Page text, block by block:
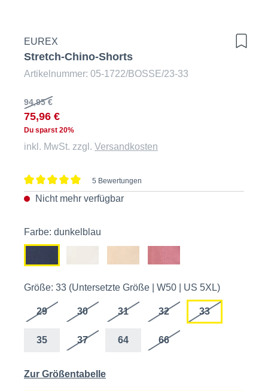
EUREX
Stretch-Chino-Shorts
Artikelnummer: 05-1722/BOSSE/23-33
94,95 €
75,96 €
Du sparst 20%
inkl. MwSt. zzgl. Versandkosten
Durchschnittliche Bewertung von 5 von 5 Sternen
5 Bewertungen
Nicht mehr verfügbar
Farbe: dunkelblau
Größe: 33 (Untersetzte Größe | W50 | US 5XL)
29 30 31 32 33
35 37 64 66
Zur Größentabelle